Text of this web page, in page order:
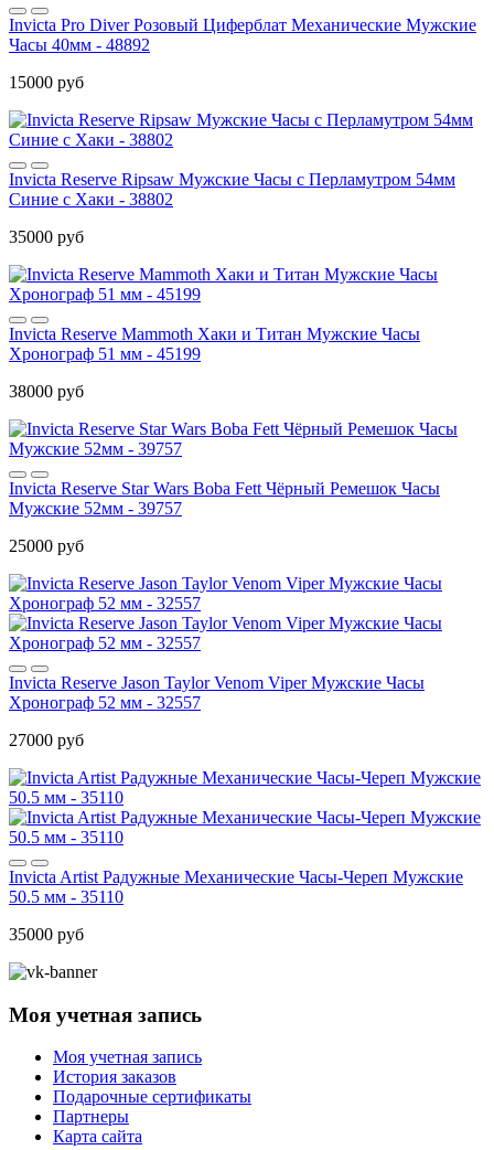
Invicta Pro Diver Розовый Циферблат Механические Мужские
Часы 40мм - 48892
15000 руб
Invicta Reserve Ripsaw Мужские Часы с Перламутром 54мм
Синие с Хаки - 38802
35000 руб
Invicta Reserve Mammoth Хаки и Титан Мужские Часы
Хронограф 51 мм - 45199
38000 руб
Invicta Reserve Star Wars Boba Fett Чёрный Ремешок Часы
Мужские 52мм - 39757
25000 руб
Invicta Reserve Jason Taylor Venom Viper Мужские Часы
Хронограф 52 мм - 32557
27000 руб
Invicta Artist Радужные Механические Часы-Череп Мужские
50.5 мм - 35110
35000 руб
Моя учетная запись
Моя учетная запись
История заказов
Подарочные сертификаты
Партнеры
Карта сайта